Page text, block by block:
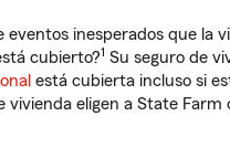
eventos inesperados que la
cubierto?1 Su seguro de
está cubierta incluso si
vivienda eligen a State